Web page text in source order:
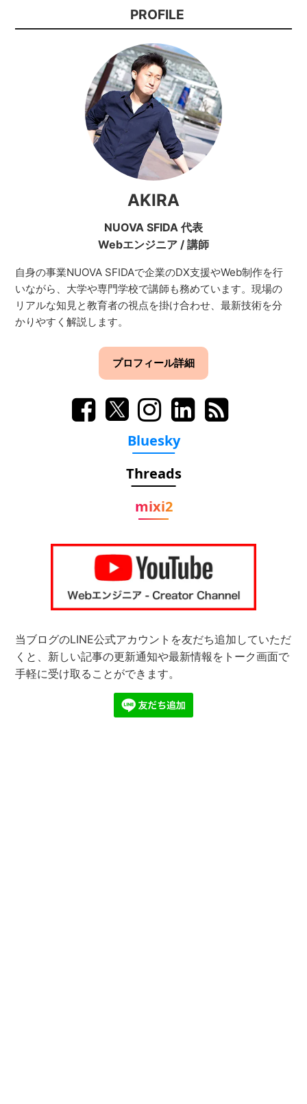
PROFILE
AKIRA
NUOVA SFIDA 代表
Webエンジニア / 講師
自身の事業NUOVA SFIDAで企業のDX支援やWeb制作を行
いながら、大学や専門学校で講師も務めています。現場の
リアルな知見と教育者の視点を掛け合わせ、最新技術を分
かりやすく解説します。
プロフィール詳細
Bluesky
Threads
mixi2
当ブログのLINE公式アカウントを友だち追加していただ
くと、新しい記事の更新通知や最新情報をトーク画面で
手軽に受け取ることができます。